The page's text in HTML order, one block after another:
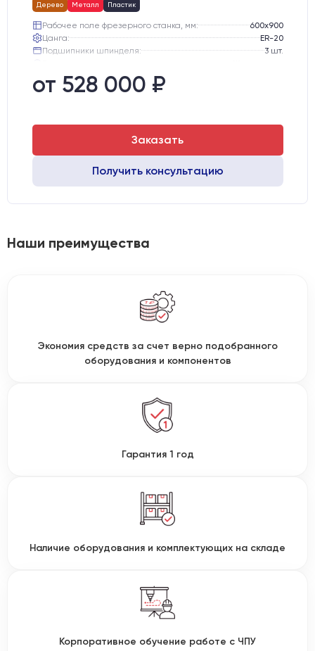
Дерево Металл Пластик
Рабочее поле фрезерного станка, мм:
600х900
Цанга:
ER-20
Подшипники шпинделя:
3 шт.
Тип стола:
от 528 000 ₽
Заказать
Получить консультацию
Наши преимущества
Экономия средств за счет верно подобранного
оборудования и компонентов
Гарантия 1 год
Наличие оборудования и комплектующих на складе
Корпоративное обучение работе с ЧПУ